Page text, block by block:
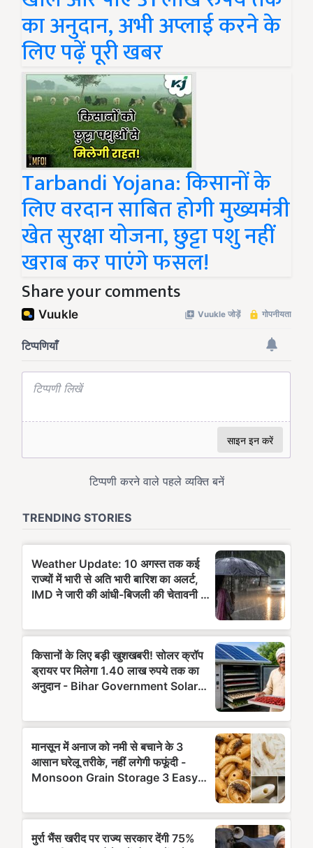
का अनुदान, अभी अप्लाई करने के
लिए पढ़ें पूरी खबर
Tarbandi Yojana: किसानों के
लिए वरदान साबित होगी मुख्यमंत्री
खेत सुरक्षा योजना, छुट्टा पशु नहीं
खराब कर पाएंगे फसल!
Share your comments